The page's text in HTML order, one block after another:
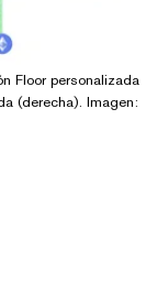
Floor personalizada
(derecha). Imagen: